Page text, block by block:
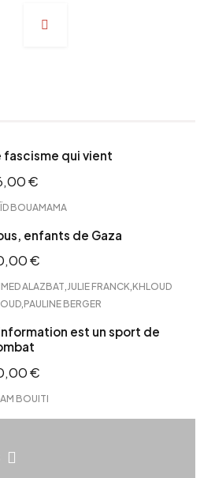
fascisme qui vient
€
BOUAMAMA
enfants de Gaza
€
ALAZBAT JULIE FRANCK KHLOUD
PAULINE BERGER
est un sport de
€
BOUITI